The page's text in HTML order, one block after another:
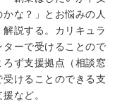
な？」とお悩みの人
説する。カリキュラ
ーで受けることので
ず支援拠点（相談窓
けることのできる支
など。